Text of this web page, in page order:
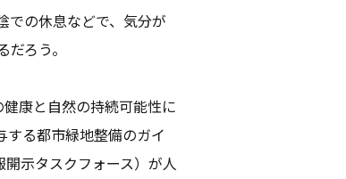
での休息などで、気分が
ろう。
康と自然の持続可能性に
る都市緑地整備のガイ
示タスクフォース）が人